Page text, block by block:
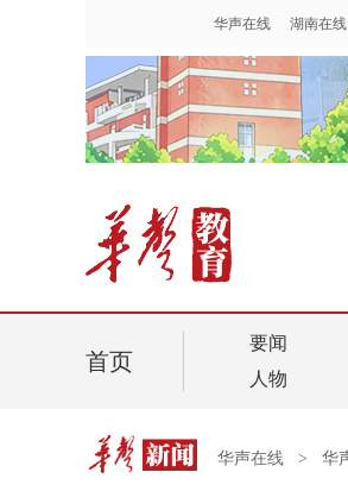
首页
要闻
人物
华声在线 > 华